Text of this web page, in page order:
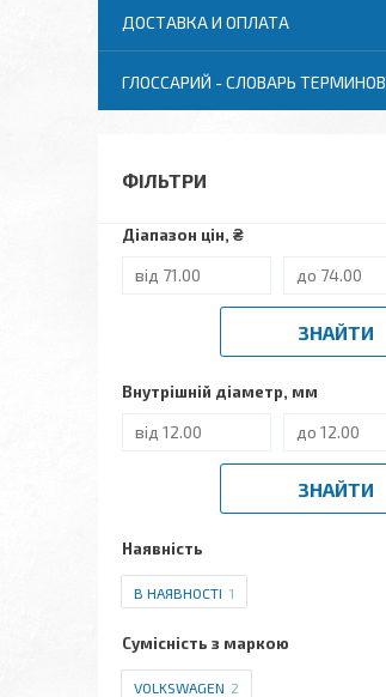
ДОСТАВКА И ОПЛАТА
ГЛОССАРИЙ - СЛОВАРЬ ТЕРМИНОВ
ФІЛЬТРИ
Діапазон цін, ₴
ЗНАЙТИ
Внутрішній діаметр, мм
ЗНАЙТИ
Наявність
В НАЯВНОСТІ 1
Сумісність з маркою
VOLKSWAGEN 2